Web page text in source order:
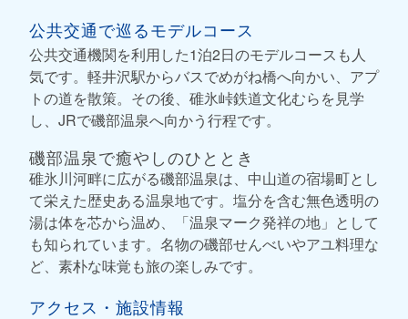
公共交通で巡るモデルコース
公共交通機関を利用した1泊2日のモデルコースも人
気です。軽井沢駅からバスでめがね橋へ向かい、アプ
トの道を散策。その後、碓氷峠鉄道文化むらを見学
し、JRで磯部温泉へ向かう行程です。
磯部温泉で癒やしのひととき
碓氷川河畔に広がる磯部温泉は、中山道の宿場町とし
て栄えた歴史ある温泉地です。塩分を含む無色透明の
湯は体を芯から温め、「温泉マーク発祥の地」として
も知られています。名物の磯部せんべいやアユ料理な
ど、素朴な味覚も旅の楽しみです。
アクセス・施設情報